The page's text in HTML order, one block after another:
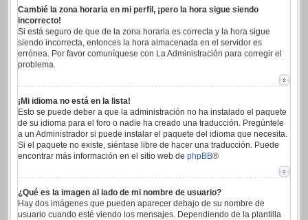
Cambié la zona horaria en mi perfil, ¡pero la hora sigue siendo
incorrecto!
Si está seguro de que de la zona horaria es correcta y la hora sigue
siendo incorrecta, entonces la hora almacenada en el servidor es
errónea. Por favor comuníquese con La Administración para corregir el
problema.
¡Mi idioma no está en la lista!
Esto se puede deber a que la administración no ha instalado el paquete
de su idioma para el foro o nadie ha creado una traducción. Pregúntele
a un Administrador si puede instalar el paquete del idioma que necesita.
Si el paquete no existe, siéntase libre de hacer una traducción. Puede
encontrar más información en el sitio web de phpBB®
¿Qué es la imagen al lado de mi nombre de usuario?
Hay dos imágenes que pueden aparecer debajo de su nombre de
usuario cuando esté viendo los mensajes. Dependiendo de la plantilla